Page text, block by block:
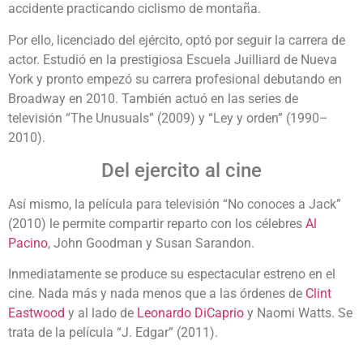
accidente practicando ciclismo de montaña.
Por ello, licenciado del ejército, optó por seguir la carrera de
actor. Estudió en la prestigiosa Escuela Juilliard de Nueva
York y pronto empezó su carrera profesional debutando en
Broadway en 2010. También actuó en las series de
televisión “The Unusuals” (2009) y “Ley y orden” (1990–
2010).
Del ejercito al cine
Así mismo, la película para televisión “No conoces a Jack”
(2010) le permite compartir reparto con los célebres Al
Pacino, John Goodman y Susan Sarandon.
Inmediatamente se produce su espectacular estreno en el
cine. Nada más y nada menos que a las órdenes de Clint
Eastwood y al lado de Leonardo DiCaprio y Naomi Watts. Se
trata de la película “J. Edgar” (2011).